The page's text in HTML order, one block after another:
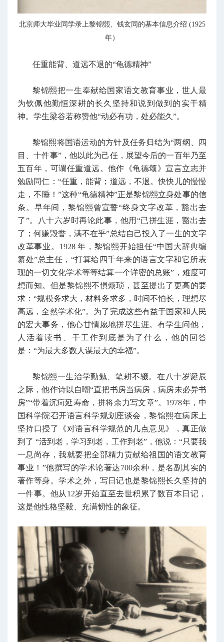
北京师大毕业同学录上黎锦熙、钱玄同的基本信息介绍 (1925
年）
任重能背、道远不退的“龟德精神”
黎锦熙把一生奉献给国家语文教育事业，世人最
为钦佩他勤恒深耕的长久坚持和说到做到的实干精
神。学生梁谷若称赞他“动必有功，处必能久”。
黎锦熙将国语运动的方针及任务归结为“两纲、四
目、十件事”，他以此为己任，展望今后的一百年乃至
五百年，可谓任重道远。他作《龟德颂》宣言立志并
勉励同仁：“任重，能背；道远，不退。快快儿的慢慢
走，不睡！”这种“龟德精神”正是黎锦熙立身处事的信
条。早年间，黎锦熙曾宣誓“终身文字改革，豁出去
了”。八十六岁时再论此事，他用“已拼生涯，豁出去
了；何嫌毁誉，满不在乎”总结自己投入了一生的文字
改革事业。1928 年，黎锦熙开始担任“中国大辞典编
纂处”总主任，“打算给四千年来的语言文字和它所表
现的一切文化学术等等结算一个详密的总账”，难度可
想而知。但是黎锦熙不惧烦琐，甚至提出了更高的要
求：“规模务求大，材料务求多，时间不怕长，理想尽
高远，全然学术化”。为了完成这些有益于国家和人民
的宏大事务，他心甘情愿地拼尽生涯。有学生问他，
人活着读书、干工作到底是为了什么，他的回答
是：“为最大多数人谋最大的幸福”。
黎锦熙一生治学勤勉、笔耕不辍。在八十岁诞辰
之际，他作诗以自嘲“直把书房当病房，病房未必异书
房”“带着沉疴延寿命，拼将余力写文章”。1978年，中
国科学院召开语言科学规划座谈会，黎锦熙在病床上
坚持口授了《对语言科学规范的几点意见》，真正做
到了 “活到老，学习到老，工作到老”，他说：“只要我
一息尚存，我就要把全部精力贡献给祖国的语文教育
事业！”他撰写的学术论著达700余种，是名副其实的
著作等身。学术之外，写日记也是黎锦熙长久坚持的
一件事。他从12岁开始直至去世积累了数百本日记，
这是他性格坚毅、充满韧性的象征。